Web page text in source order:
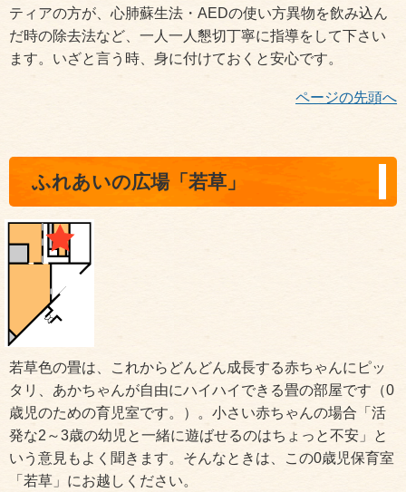
ティアの方が、心肺蘇生法・AEDの使い方異物を飲み込ん
だ時の除去法など、一人一人懇切丁寧に指導をして下さい
ます。いざと言う時、身に付けておくと安心です。
ページの先頭へ
ふれあいの広場「若草」
若草色の畳は、これからどんどん成長する赤ちゃんにピッ
タリ、あかちゃんが自由にハイハイできる畳の部屋です（0
歳児のための育児室です。）。小さい赤ちゃんの場合「活
発な2～3歳の幼児と一緒に遊ばせるのはちょっと不安」と
いう意見もよく聞きます。そんなときは、この0歳児保育室
「若草」にお越しください。